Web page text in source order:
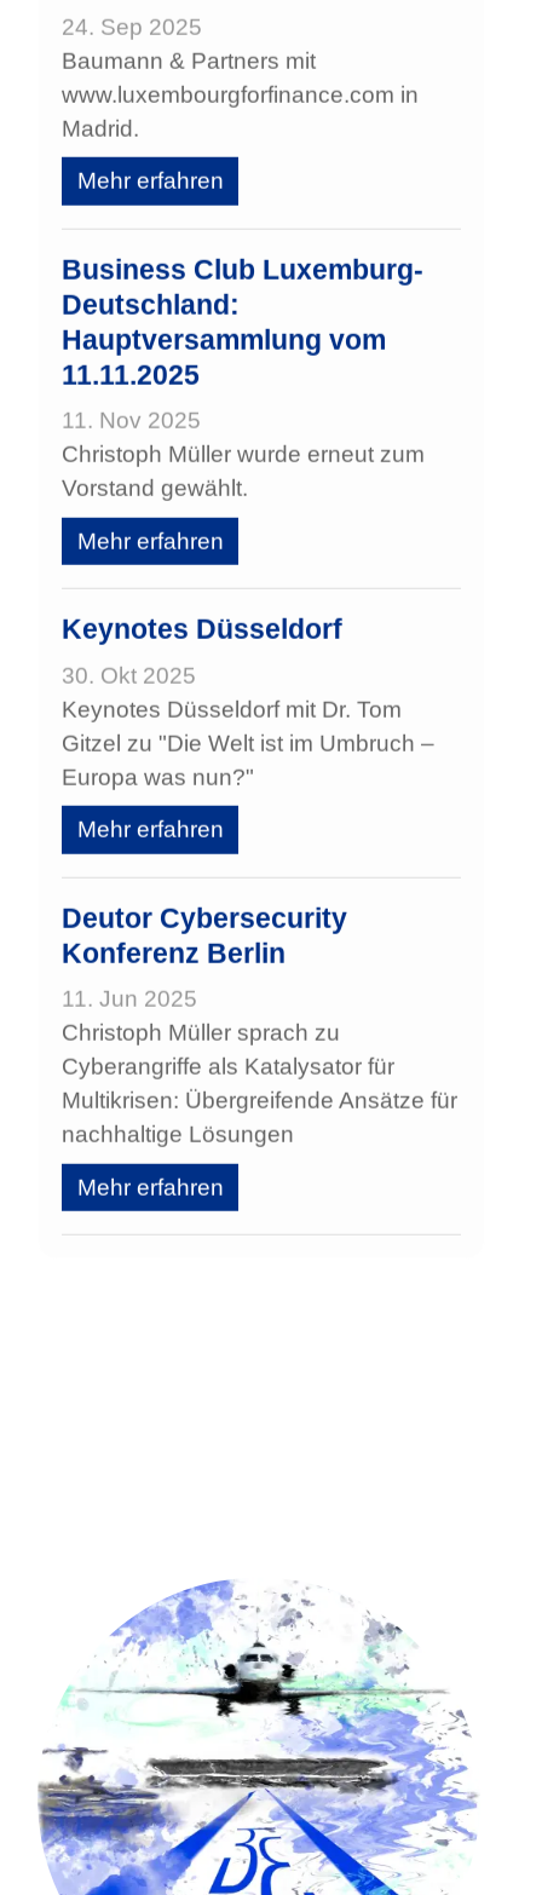
24. Sep 2025
Baumann & Partners mit
www.luxembourgforfinance.com in
Madrid.
Mehr erfahren
Business Club Luxemburg-
Deutschland:
Hauptversammlung vom
11.11.2025
11. Nov 2025
Christoph Müller wurde erneut zum
Vorstand gewählt.
Mehr erfahren
Keynotes Düsseldorf
30. Okt 2025
Keynotes Düsseldorf mit Dr. Tom
Gitzel zu "Die Welt ist im Umbruch –
Europa was nun?"
Mehr erfahren
Deutor Cybersecurity
Konferenz Berlin
11. Jun 2025
Christoph Müller sprach zu
Cyberangriffe als Katalysator für
Multikrisen: Übergreifende Ansätze für
nachhaltige Lösungen
Mehr erfahren